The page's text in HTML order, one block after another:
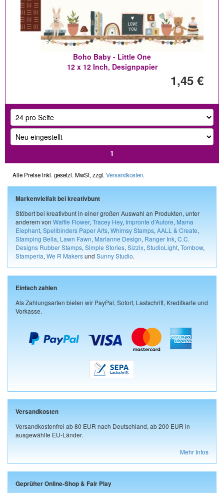
Boho Baby - Little One
12 x 12 Inch, Designpapier
1,45 €
1
Alle Preise inkl. gesetzl. MwSt, zzgl. Versandkosten.
Markenvielfalt bei kreativbunt
Stöbert bei kreativbunt in einer großen Auswahl an Produkten, unter
anderem von Waffle Flower, Tracey Hey, Impronte d'Autore, Mama
Elephant, Spellbinders Paper Arts, Whimsy Stamps, AALL & Create,
Stamping Bella, Lawn Fawn, Marianne Design, Ranger Ink, C.C.
Designs Rubber Stamps, Simple Stories, Sizzix, StudioLight, Tombow,
Stamperia, We R Makersund Sunny Studio.
Einfach zahlen
Als Zahlungsarten bieten wir PayPal, Sofort, Lastschrift, Kreditkarte und
Vorkasse.
Versandkosten
Versandkostenfrei ab 80 EUR nach Deutschland, ab 200 EUR in
ausgewählte EU-Länder.
Mehr Infos
Geprüfter Online-Shop & Fair Play